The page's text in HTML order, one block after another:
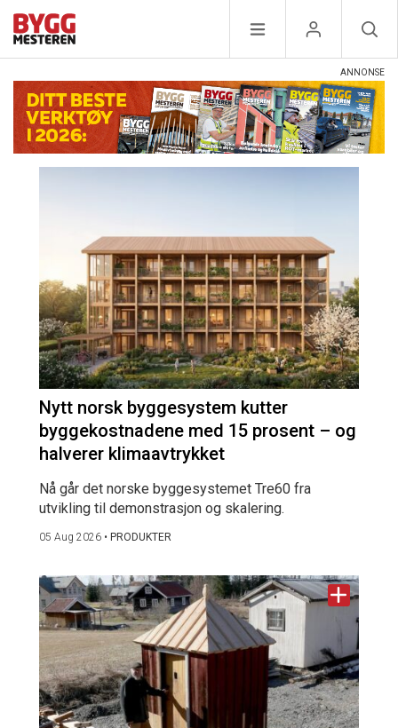
Nytt norsk byggesystem kutter
byggekostnadene med 15 prosent – og
halverer klimaavtrykket
Nå går det norske byggesystemet Tre60 fra
utvikling til demonstrasjon og skalering.
05 Aug 2026 • PRODUKTER